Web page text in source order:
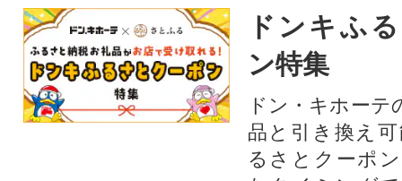
ドンキふ
ン特集
ドン・キホーテ
品と引き換え
るさとクーポ